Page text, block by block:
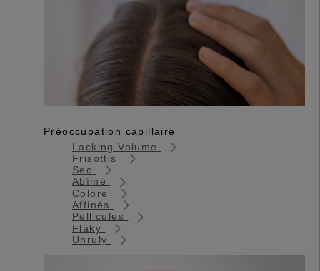
Préoccupation capillaire
Lacking Volume
Frisottis
Sec
Abîmé
Coloré
Affinés
Pellicules
Flaky
Unruly